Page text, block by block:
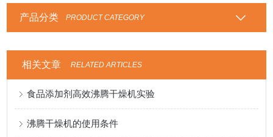
产品分类 PRODUCT CATEGORY
相关文章 RELATED ARTICLES
食品添加剂高效沸腾干燥机实验
沸腾干燥机的使用条件